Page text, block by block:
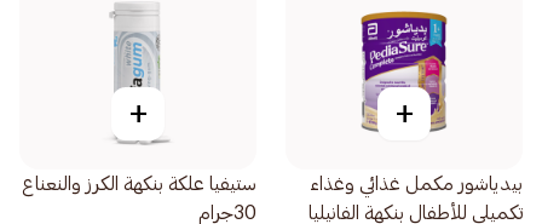
+
بيدياشور مكمل غذائي وغذاء
تكميلي للأطفال بنكهة الفانيليا
+
ستيفيا علكة بنكهة الكرز والنعناع
30جرام